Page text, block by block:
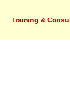
Training &